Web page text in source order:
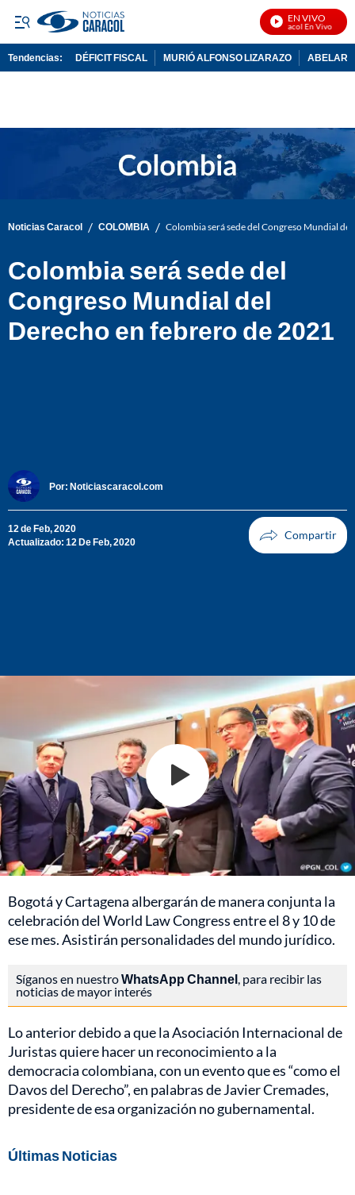
EN VIVO
Noticias Caracol En Vivo
Tendencias: DÉFICIT FISCAL MURIÓ ALFONSO LIZARAZO
Noticias Caracol / COLOMBIA / Colombia será sede del Congreso Mundial
Colombia será sede del
Congreso Mundial del
Derecho en febrero de 2021
Por: Noticiascaracol.com
12 de Feb, 2020
Actualizado: 12 De Feb, 2020
Bogotá y Cartagena albergarán de manera conjunta la
celebración del World Law Congress entre el 8 y 10 de
ese mes. Asistirán personalidades del mundo jurídico.
Síganos en nuestroWhatsApp Channel , para recibir las
noticias de mayor interés
Lo anterior debido a que la Asociación Internacional de
Juristas quiere hacer un reconocimiento a la
democracia colombiana, con un evento que es “como el
Davos del Derecho”, en palabras de Javier Cremades,
presidente de esa organización no gubernamental.
Últimas Noticias